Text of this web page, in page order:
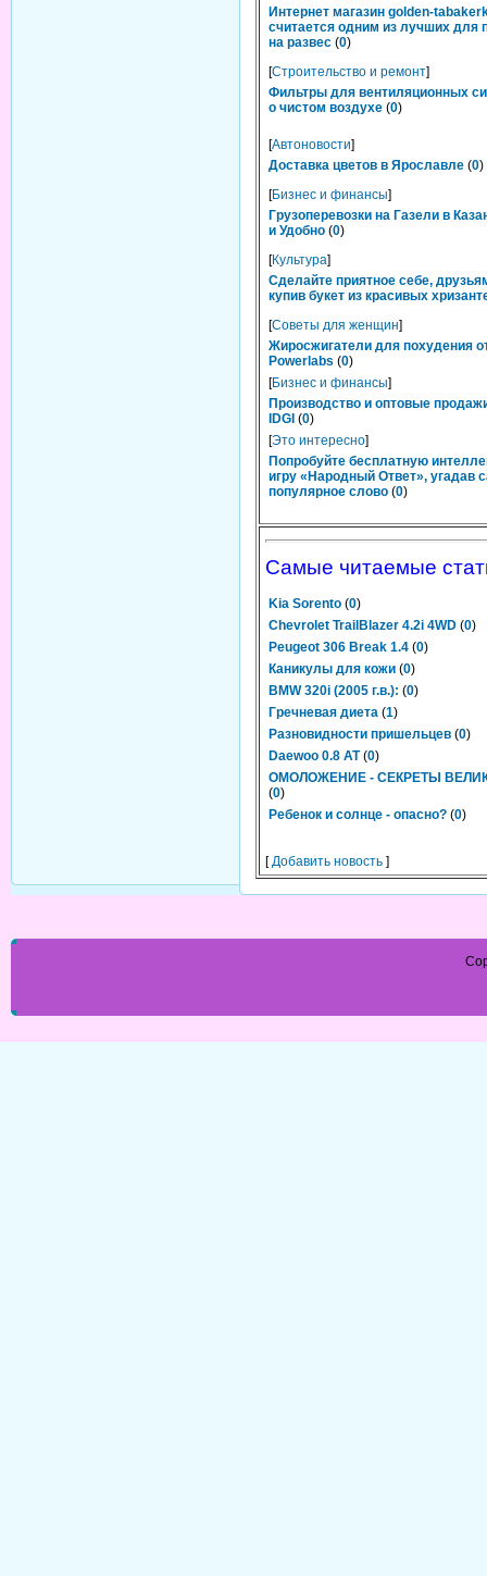
Интернет магазин golden-
считается одним из лучших для
на развес (0)
[Строительство и ремонт]
Фильтры для вентиляционных
о чистом воздухе (0)
[Автоновости]
Доставка цветов в Ярославле (0)
[Бизнес и финансы]
Грузоперевозки на Газели в
и Удобно (0)
[Культура]
Сделайте приятное себе,
купив букет из красивых
[Советы для женщин]
Жиросжигатели для похудения
Powerlabs (0)
[Бизнес и финансы]
Производство и оптовые
IDGI (0)
[Это интересно]
Попробуйте бесплатную
игру «Народный Ответ», угадав
популярное слово (0)
Самые читаемые
Kia Sorento (0)
Chevrolet TrailBlazer 4.2i 4WD (0)
Peugeot 306 Break 1.4 (0)
Каникулы для кожи (0)
BMW 320i (2005 г.в.): (0)
Гречневая диета (1)
Разновидности пришельцев (0)
Daewoo 0.8 AT (0)
ОМОЛОЖЕНИЕ - СЕКРЕТЫ
(0)
Ребенок и солнце - опасно? (0)
[Добавить новость ]